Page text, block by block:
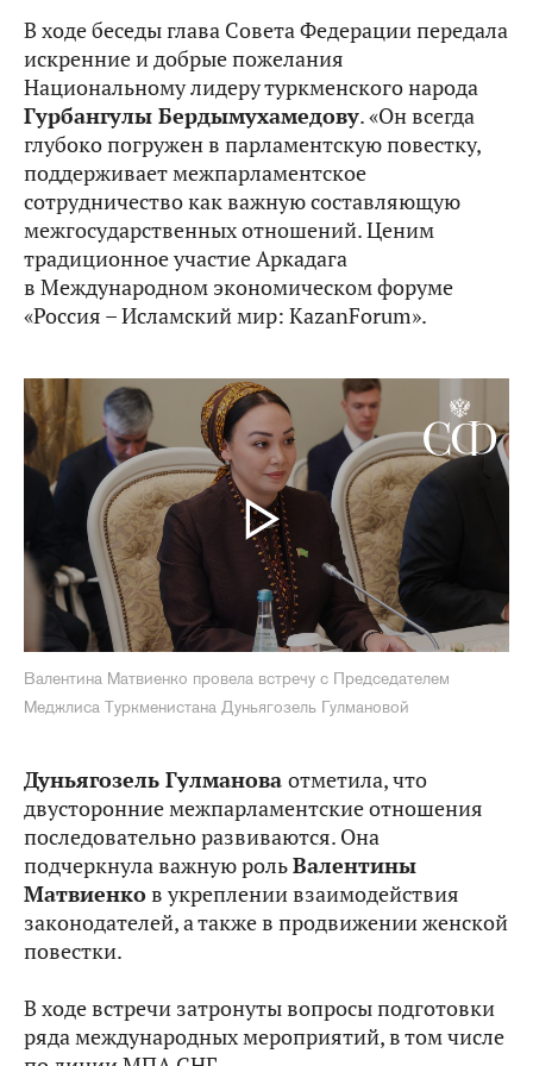
В ходе беседы глава Совета Федерации передала
искренние и добрые пожелания
Национальному лидеру туркменского народа
Гурбангулы Бердымухамедову. «Он всегда
глубоко погружен в парламентскую повестку,
поддерживает межпарламентское
сотрудничество как важную составляющую
межгосударственных отношений. Ценим
традиционное участие Аркадага
в Международном экономическом форуме
«Россия – Исламский мир: KazanForum».
Валентина Матвиенко провела встречу с Председателем
Меджлиса Туркменистана Дуньягозель Гулмановой
Дуньягозель Гулманова отметила, что
двусторонние межпарламентские отношения
последовательно развиваются. Она
подчеркнула важную рольВалентины
Матвиенков укреплении взаимодействия
законодателей, а также в продвижении женской
повестки.
В ходе встречи затронуты вопросы подготовки
ряда международных мероприятий, в том числе